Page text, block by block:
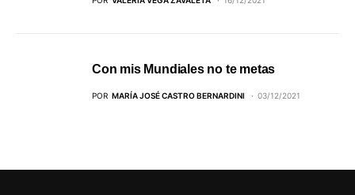
Con mis Mundiales no te metas
POR MARÍA JOSÉ CASTRO BERNARDINI 03/12/2021